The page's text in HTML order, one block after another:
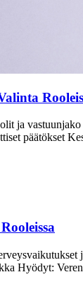
ja
päätökset
Hyödyt: